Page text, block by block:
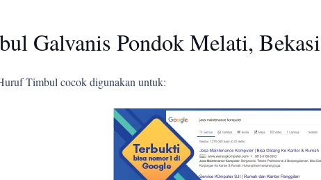
Galvanis Pondok Melati, Bekasi
Timbul cocok digunakan untuk: